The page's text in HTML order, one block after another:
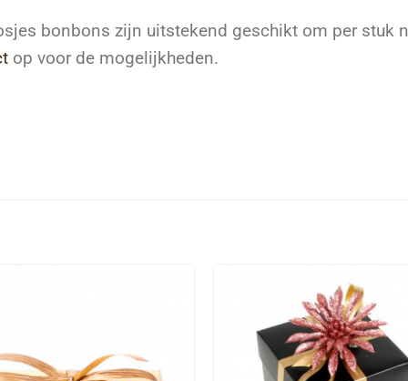
bonbons zijn uitstekend geschikt om per stuk
op voor de mogelijkheden.